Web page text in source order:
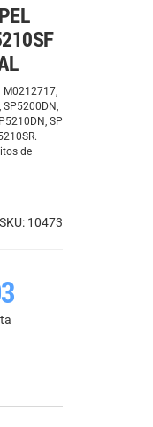
M0212717,
SP
de
SKU: 10473